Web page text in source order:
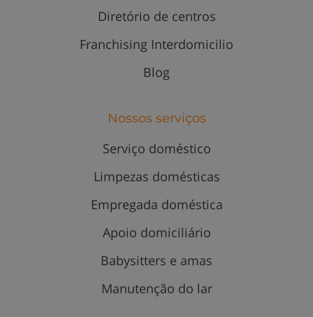
Diretório de centros
Franchising Interdomicilio
Blog
Nossos serviços
Serviço doméstico
Limpezas domésticas
Empregada doméstica
Apoio domiciliário
Babysitters e amas
Manutenção do lar